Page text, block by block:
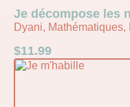
Je décompose les
Dyani,
$11.99